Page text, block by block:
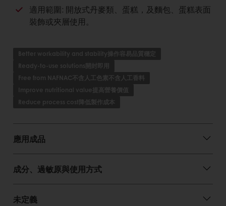
烘焙穩定性佳，耐烤耐凍不爆餡。
冷凍穩定性佳，解凍後不易出水。
適用範圍: 開放式丹麥類、蛋糕，及麵包、蛋糕表面
裝飾或夾層使用。
Better workability and stability操作容易品質穩定
Ready-to-use solutions開封即用
Free from NAFNAC不含人工色素不含人工香料
Improve nutritional value提高營養價值
Reduce process cost降低製作成本
應用成品
成分、過敏原與使用方式
未定義